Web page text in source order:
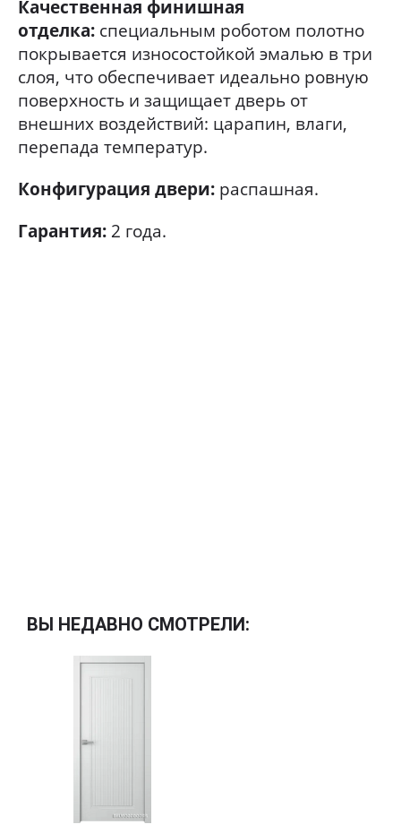
Качественная финишная
отделка: специальным роботом полотно
покрывается износостойкой эмалью в три
слоя, что обеспечивает идеально ровную
поверхность и защищает дверь от
внешних воздействий: царапин, влаги,
перепада температур.
Конфигурация двери: распашная.
Гарантия: 2 года.
ВЫ НЕДАВНО СМОТРЕЛИ: